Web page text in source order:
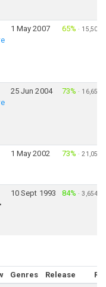
1 May 2007 65% · 15,501
25 Jun 2004 73% · 16,653
1 May 2002 73% ·21,055
10 Sept 1993 84% ·3,654
Genres Release